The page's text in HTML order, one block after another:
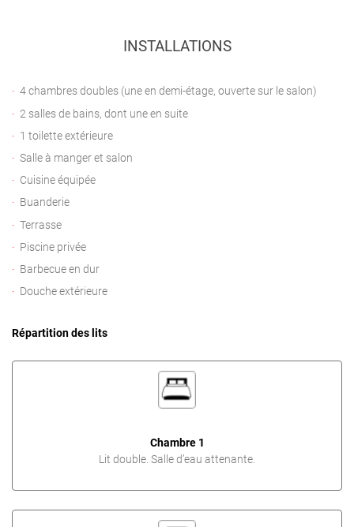
INSTALLATIONS
4 chambres doubles (une en demi-étage, ouverte sur le salon)
2 salles de bains, dont une en suite
1 toilette extérieure
Salle à manger et salon
Cuisine équipée
Buanderie
Terrasse
Piscine privée
Barbecue en dur
Douche extérieure
Répartition des lits
Chambre 1
Lit double. Salle d’eau attenante.